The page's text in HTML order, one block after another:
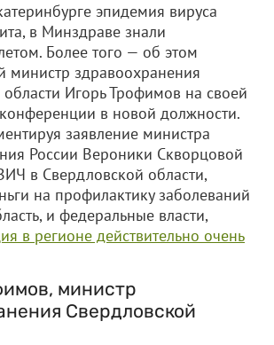
эпидемия вируса
в Минздраве знали
Более того — об этом
министр здравоохранения
Игорь Трофимов на своей
в новой должности.
заявление министра
России Вероники Скворцовой
в Свердловской области,
на профилактику заболеваний
и федеральные власти,
в регионе действительно очень
министр
Свердловской